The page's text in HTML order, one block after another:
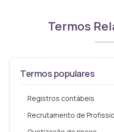
Termos
Termos populares
Registros contábeis
Recrutamento de